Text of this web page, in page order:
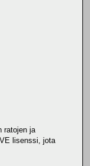
ratojen ja
lisenssi, jota